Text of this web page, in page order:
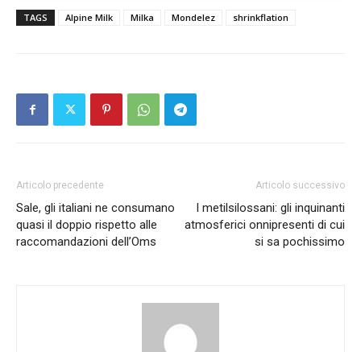
TAGS Alpine Milk Milka Mondelez shrinkflation
Articolo precedente
Sale, gli italiani ne consumano
quasi il doppio rispetto alle
raccomandazioni dell’Oms
Articolo successivo
I metilsilossani: gli inquinanti
atmosferici onnipresenti di cui
si sa pochissimo